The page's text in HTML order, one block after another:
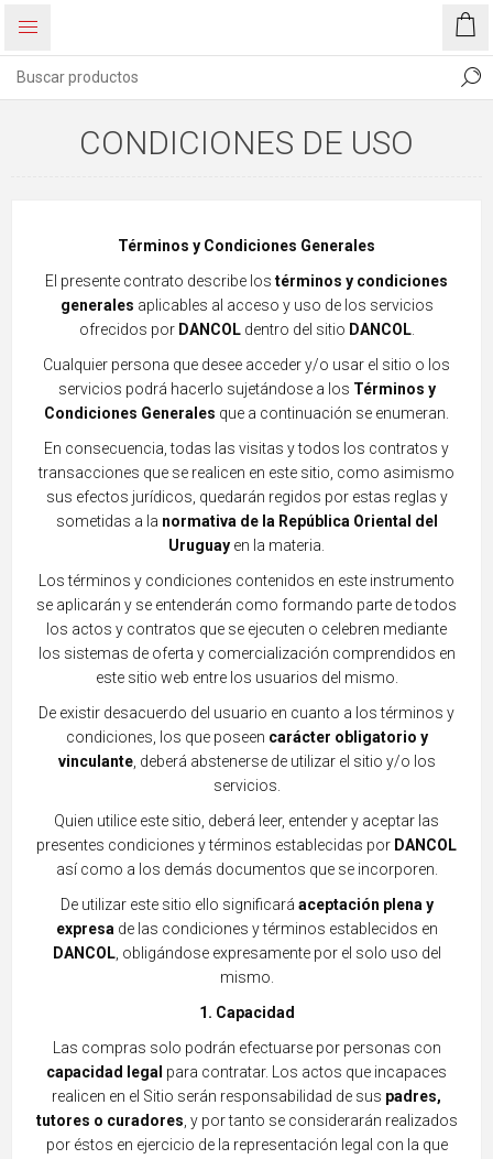
CONDICIONES DE USO
Términos y Condiciones Generales
El presente contrato describe los términos y condiciones
generales aplicables al acceso y uso de los servicios
ofrecidos por DANCOLdentro del sitio DANCOL.
Cualquier persona que desee acceder y/o usar el sitio o los
servicios podrá hacerlo sujetándose a los Términos y
Condiciones Generales que a continuación se enumeran.
En consecuencia, todas las visitas y todos los contratos y
transacciones que se realicen en este sitio, como asimismo
sus efectos jurídicos, quedarán regidos por estas reglas y
sometidas a la normativa de la República Oriental del
Uruguay en la materia.
Los términos y condiciones contenidos en este instrumento
se aplicarán y se entenderán como formando parte de todos
los actos y contratos que se ejecuten o celebren mediante
los sistemas de oferta y comercialización comprendidos en
este sitio web entre los usuarios del mismo.
De existir desacuerdo del usuario en cuanto a los términos y
condiciones, los que poseen carácter obligatorio y
vinculante, deberá abstenerse de utilizar el sitio y/o los
servicios.
Quien utilice este sitio, deberá leer, entender y aceptar las
presentes condiciones y términos establecidas por DANCOL
así como a los demás documentos que se incorporen.
De util izar este sitio ello significará aceptación plena y
expresa de las condiciones y términos establecidos en
DANCOL, obligándose expresamente por el solo uso del
mismo.
1. Capacidad
Las compras solo podrán efectuarse por personas con
capacidad legal para contratar. Los actos que incapaces
realicen en el Sitio serán responsabilidad de sus padres,
tutores o curadores , y por tanto se considerarán realizados
por éstos en ejercicio de la representación legal con la que